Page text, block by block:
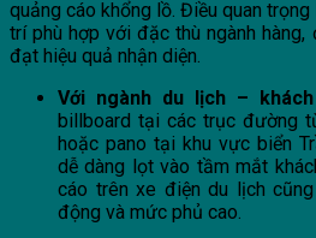
quảng cáo khổng lồ. Điều quan
trí phù hợp với đặc thù ngành
đạt hiệu quả nhận diện.
Với ngành du lịch –
billboard tại các trục đường
hoặc pano tại khu vực biển
dễ dàng lọt vào tầm mắt
cáo trên xe điện du lịch
động và mức phủ cao.